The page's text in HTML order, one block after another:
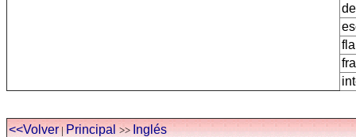
<<Volver|Principal >>Inglés